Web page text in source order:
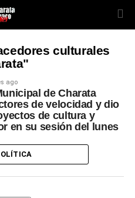
culturales
ago
de Charata
de velocidad y dio
de cultura y
en su sesión del lunes